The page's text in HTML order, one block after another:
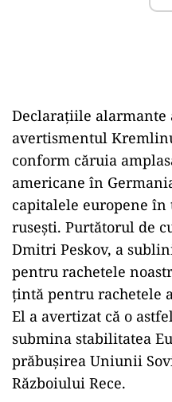
Declarațiile alarmante
avertismentul
conform căruia
americane în
capitalele europene
rusești. Purtătorul de
Dmitri Peskov, a
pentru rachetele
țintă pentru rachetele
El a avertizat că o
submina stabilitatea
prăbușirea Uniunii
Războiului Rece.